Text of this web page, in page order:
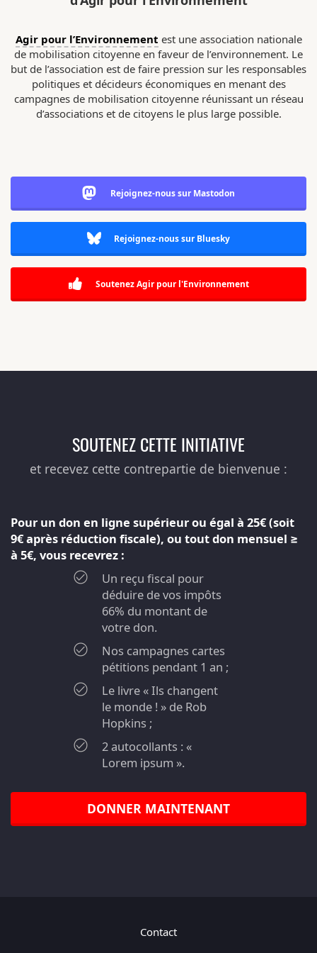
Agir pour l’Environnement est une association nationale
de mobilisation citoyenne en faveur de l’environnement. Le
but de l’association est de faire pression sur les responsables
politiques et décideurs économiques en menant des
campagnes de mobilisation citoyenne réunissant un réseau
d’associations et de citoyens le plus large possible.
Rejoignez-nous sur Mastodon
Rejoignez-nous sur Bluesky
Soutenez Agir pour l'Environnement
SOUTENEZ CETTE INITIATIVE
et recevez cette contrepartie de bienvenue :
Pour un don en ligne supérieur ou égal à 25€ (soit
9€ après réduction fiscale), ou tout don mensuel ≥
à 5€, vous recevrez :
Un reçu fiscal pour
déduire de vos impôts
66% du montant de
votre don.
Nos campagnes cartes
pétitions pendant 1 an ;
Le livre « Ils changent
le monde ! » de Rob
Hopkins ;
2 autocollants : «
Lorem ipsum ».
DONNER MAINTENANT
Contact